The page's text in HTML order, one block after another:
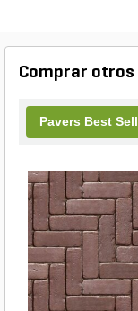
Comprar
Pavers Best